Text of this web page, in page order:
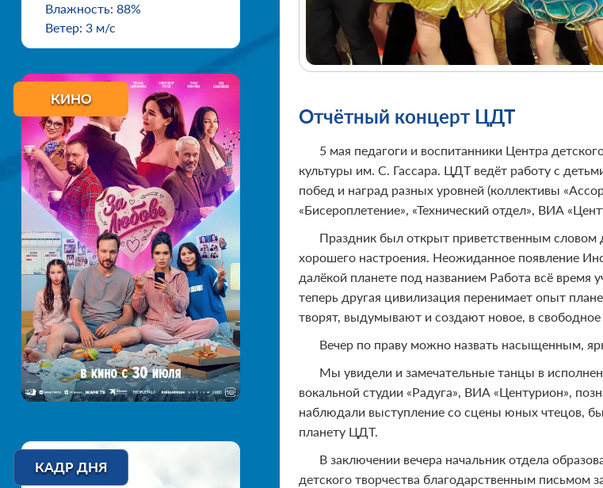
Влажность: 88%
Ветер: 3 м/с
КИНО
КАДР ДНЯ
Отчётный концерт ЦДТ
5 мая педагоги и воспитанники Центра
культуры им. С. Гассара. ЦДТ ведёт работу с
побед и наград разных уровней (коллективы
«Бисероплетение», «Технический отдел», ВИА
Праздник был открыт приветственным
хорошего настроения. Неожиданное появление
далёкой планете под названием Работа всё время
теперь другая цивилизация перенимает опыт
творят, выдумывают и создают новое, в
Вечер по праву можно назвать насыщенным,
Мы увидели и замечательные танцы в
вокальной студии «Радуга», ВИА «Центурион»,
наблюдали выступление со сцены юных чтецов,
планету ЦДТ.
В заключении вечера начальник отдела
детского творчества благодарственным письмом